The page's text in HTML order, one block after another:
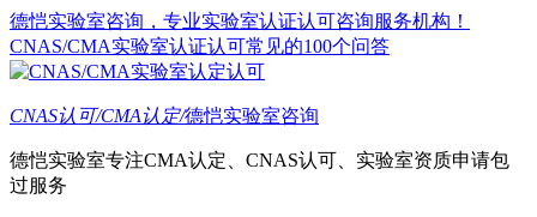
德恺实验室咨询，专业实验室认证认可咨询服务机构！
CNAS/CMA实验室认证认可常见的100个问答
CNAS认可/CMA认定/德恺实验室咨询
德恺实验室专注CMA认定、CNAS认可、实验室资质申请包
过服务